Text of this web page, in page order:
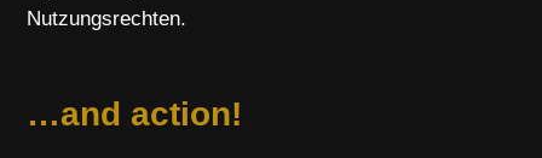
Nutzungsrechten.
…and action!